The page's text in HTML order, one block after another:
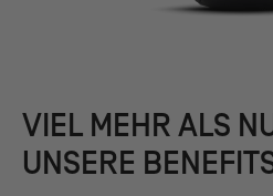
VIEL MEHR ALS
UNSERE